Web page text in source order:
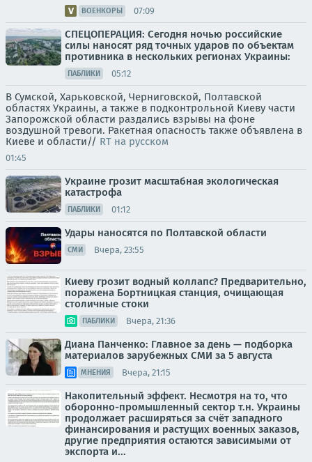
ВОЕНКОРЫ 07:09
СПЕЦОПЕРАЦИЯ: Сегодня ночью российские
силы наносят ряд точных ударов по объектам
противника в нескольких регионах Украины:
ПАБЛИКИ 05:12
В Сумской, Харьковской, Черниговской, Полтавской
областях Украины, а также в подконтрольной Киеву части
Запорожской области раздались взрывы на фоне
воздушной тревоги. Ракетная опасность также объявлена в
Киеве и области// RT на русском
01:45
Украине грозит масштабная экологическая
катастрофа
ПАБЛИКИ 01:12
Удары наносятся по Полтавской области
СМИ Вчера, 23:55
Киеву грозит водный коллапс? Предварительно,
поражена Бортницкая станция, очищающая
столичные стоки
ПАБЛИКИ Вчера, 21:36
Диана Панченко: Главное за день — подборка
материалов зарубежных СМИ за 5 августа
МНЕНИЯ Вчера, 21:15
Накопительный эффект. Несмотря на то, что
оборонно-промышленный сектор т.н. Украины
продолжает расширяться за счёт западного
финансирования и растущих военных заказов,
другие предприятия остаются зависимыми от
экспорта и...